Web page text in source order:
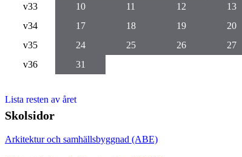
v33
10 11 12 13
v34
17 18 19 20
v35
24 25 26 27
v36
31
Lista resten av året
Skolsidor
Arkitektur och samhällsbyggnad (ABE)